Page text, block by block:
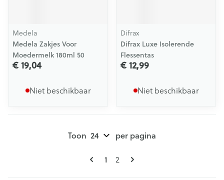
Medela
Medela Zakjes Voor
Moedermelk 180ml 50
€ 19,04
Niet beschikbaar
Difrax
Difrax Luxe Isolerende
Flessentas
€ 12,99
Niet beschikbaar
Pagina's
U lees momenteel pagina
1 Pagina
2
Toon per pagina